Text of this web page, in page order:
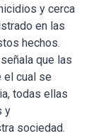
y cerca
en las
hechos.
que las
el cual se
todas ellas
y
sociedad.